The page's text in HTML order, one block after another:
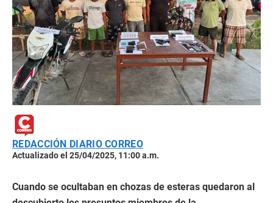
REDACCIÓN DIARIO CORREO
Actualizado el 25/04/2025, 11:00 a.m.
Cuando se ocultaban en chozas de esteras quedaron al